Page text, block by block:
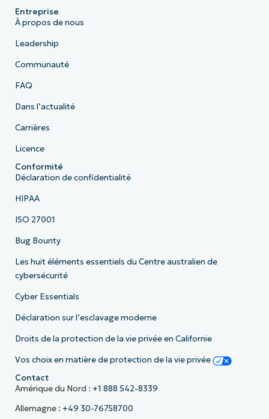
Entreprise
À propos de nous
Leadership
Communauté
FAQ
Dans l’actualité
Carrières
Licence
Conformité
Déclaration de confidentialité
HIPAA
ISO 27001
Bug Bounty
Les huit éléments essentiels du Centre australien de
cybersécurité
Cyber Essentials
Déclaration sur l’esclavage moderne
Droits de la protection de la vie privée en Californie
Vos choix en matière de protection de la vie privée
Contact
Amérique du Nord : +1 888 542-8339
Allemagne : +49 30-76758700